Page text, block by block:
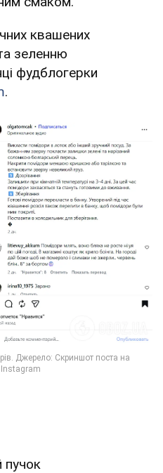
квашених
зеленню
фудблогерки
.
пучок